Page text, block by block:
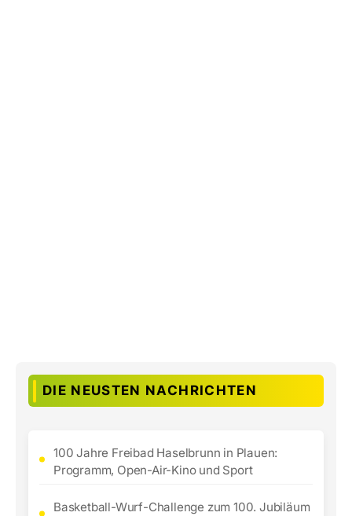
DIE NEUSTEN NACHRICHTEN
100 Jahre Freibad Haselbrunn in Plauen:
Programm, Open-Air-Kino und Sport
Basketball-Wurf-Challenge zum 100. Jubiläum